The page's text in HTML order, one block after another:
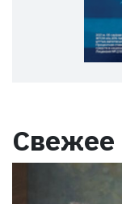
Свежее